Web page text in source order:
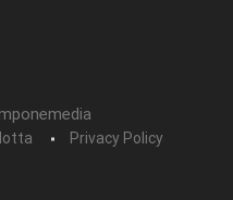
Privacy Policy